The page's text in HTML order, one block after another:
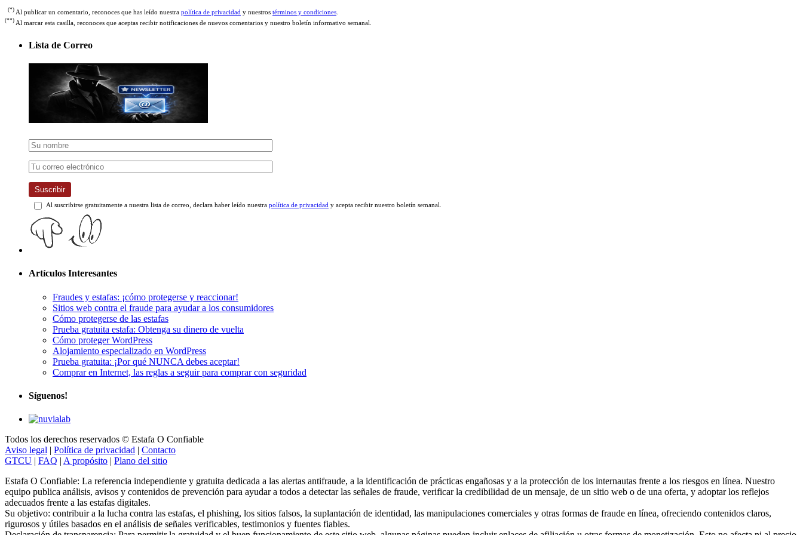
(*) Al publicar un comentario, reconoces que has leído nuestra política de privacidad y nuestros términos y condiciones
(**) Al marcar esta casilla, reconoces que aceptas recibir notificaciones de nuevos comentarios y nuestro boletín informativo semanal.
Lista de Correo
Suscribir
Al suscribirse gratuitamente a nuestra lista de correo, declara haber leído nuestra política de privacidad y acepta recibir nuestro boletín semanal.
Artículos Interesantes
Fraudes y estafas: ¡cómo protegerse y reaccionar!
Sitios web contra el fraude para ayudar a los consumidores
Cómo protegerse de las estafas
Prueba gratuita estafa: Obtenga su dinero de vuelta
Cómo proteger WordPress
Alojamiento especializado en WordPress
Prueba gratuita: ¡Por qué NUNCA debes aceptar!
Comprar en Internet, las reglas a seguir para comprar con seguridad
Síguenos!
Todos los derechos reservados © Estafa O Confiable
Aviso legal | Política de privacidad | Contacto
GTCU | FAQ | A propósito | Plano del sitio
Estafa O Confiable: La referencia independiente y gratuita dedicada a las alertas antifraude, a la identificación de prácticas engañosas y a la protección de los internautas frente a los riesgos en línea. Nuestro
equipo publica análisis, avisos y contenidos de prevención para ayudar a todos a detectar las señales de fraude, verificar la credibilidad de un mensaje, de un sitio web o de una oferta, y adoptar los reflejos
adecuados frente a las estafas digitales.
Su objetivo: contribuir a la lucha contra las estafas, el phishing, los sitios falsos, la suplantación de identidad, las manipulaciones comerciales y otras formas de fraude en línea, ofreciendo contenidos claros,
rigurosos y útiles basados en el análisis de señales verificables, testimonios y fuentes fiables.